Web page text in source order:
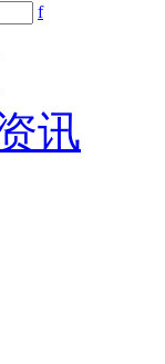
f
讯